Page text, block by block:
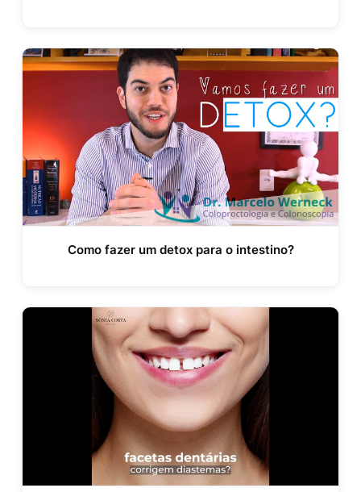
Como fazer um detox para o intestino?